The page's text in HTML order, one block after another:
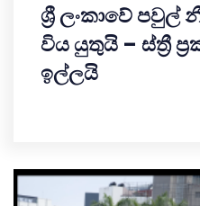
ශ්‍රී ලංකාවේ පවුල්
විය යුතුයි – ස්ත්‍රී
ඉල්ලයි